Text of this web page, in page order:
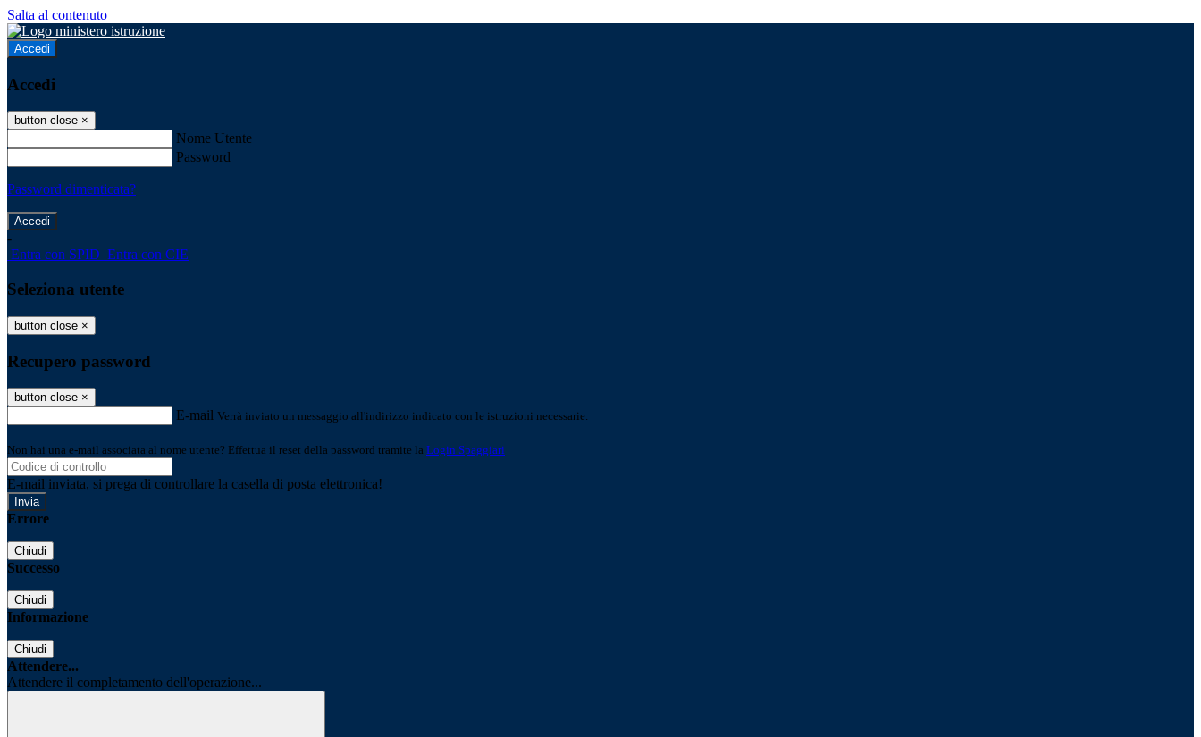
Salta al contenuto
Accedi
Accedi
button close ×
Nome Utente
Password
Password dimenticata?
-
Entra con SPID Entra con CIE
Seleziona utente
button close ×
Recupero password
button close ×
E-mail Verrà inviato un messaggio all'indirizzo indicato con le istruzioni necessarie.
Non hai una e-mail associata al nome utente? Effettua il reset della password tramite la Login Spaggiari
E-mail inviata, si prega di controllare la casella di posta elettronica!
Errore
Chiudi
Successo
Chiudi
Informazione
Chiudi
Attendere...
Attendere il completamento dell'operazione...